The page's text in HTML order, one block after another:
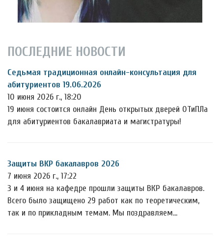
ПОСЛЕДНИЕ НОВОСТИ
Седьмая традиционная онлайн-консультация для
абитуриентов 19.06.2026
10 июня 2026 г., 18:20
19 июня состоится онлайн День открытых дверей ОТиПЛа
для абитуриентов бакалавриата и магистратуры!
Защиты ВКР бакалавров 2026
7 июня 2026 г., 17:22
3 и 4 июня на кафедре прошли защиты ВКР бакалавров.
Всего было защищено 29 работ как по теоретическим,
так и по прикладным темам. Мы поздравляем…